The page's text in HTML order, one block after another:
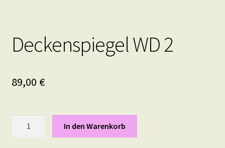
Deckenspiegel WD 2
89,00 €
In den Warenkorb